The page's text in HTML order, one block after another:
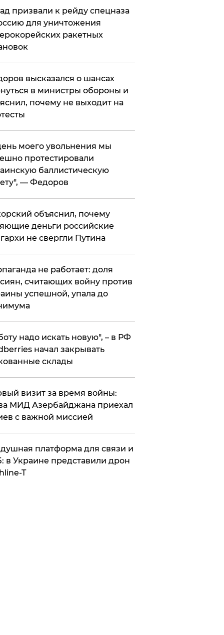
призвали к рейду спецназа
для уничтожения
ракетных
высказался о шансах
в министры обороны и
почему не выходит на
моего увольнения мы
протестировали
баллистическую
— Федоров
объяснил, почему
деньги российские
не свергли Путина
не работает: доля
считающих войну против
успешной, упала до
надо искать новую", – в РФ
начал закрывать
склады
визит за время войны:
МИД Азербайджана приехал
с важной миссией
платформа для связи и
в Украине представили дрон
T